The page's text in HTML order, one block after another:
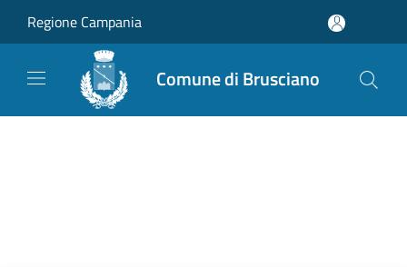
Regione Campania
Comune di Brusciano